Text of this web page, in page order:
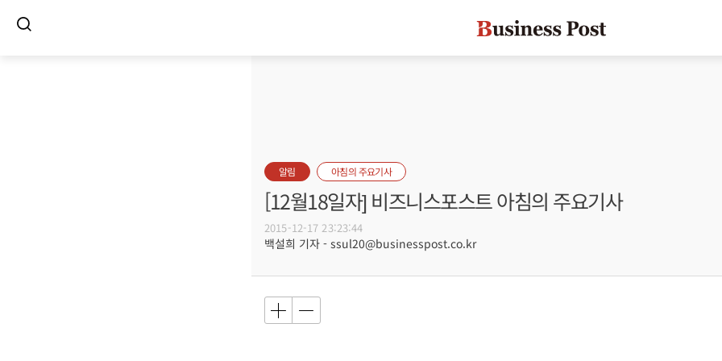
알림 아침의 주요기사
[12월18일자] 비즈니스포스트 아침의 주요기사
2015-12-17 23:23:44
백설희 기자 - ssul20@businesspost.co.kr